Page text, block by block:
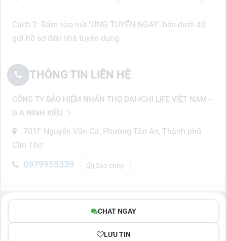
Cách 2: Bấm vào nút "ỨNG TUYỂN NGAY" bên dưới để
gửi hồ sơ đến nhà tuyển dụng
THÔNG TIN LIÊN HỆ
CÔNG TY BẢO HIỂM NHÂN THỌ DAI-ICHI LIFE VIỆT NAM -
G.A NINH KIỀU
701F Nguyễn Văn Cừ, Phường Tân An, Thành phố
Cần Thơ
0979955339 Sao chép
CHAT NGAY
LƯU TIN